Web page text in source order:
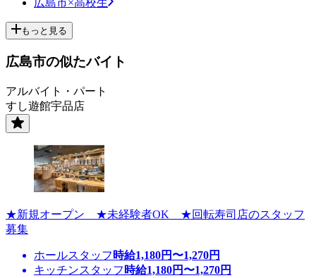
広島市×高校生
もっと見る
広島市の似たバイト
アルバイト・パート
すし遊館宇品店
★新規オープン ★未経験者OK ★回転寿司店のスタッフ
募集
ホールスタッフ 時給1,180円〜1,270円
キッチンスタッフ 時給1,180円〜1,270円